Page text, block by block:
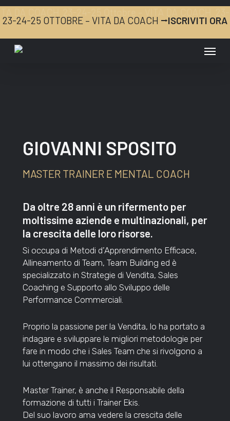
Skip
to
content
23-24-25 OTTOBRE – VITA DA COACH ⭢ISCRIVITI ORA
Menu
GIOVANNI SPOSITO
MASTER TRAINER E MENTAL COACH
Da oltre 28 anni è un rifermento per
moltissime aziende e multinazionali, per
la crescita delle loro risorse.
Si occupa di Metodi d’Apprendimento Efficace,
Allineamento di Team, Team Building ed è
specializzato in Strategie di Vendita, Sales
Coaching e Supporto allo Sviluppo delle
Performance Commerciali.
Proprio la passione per la Vendita, lo ha portato a
indagare e sviluppare le migliori metodologie per
fare in modo che i Sales Team che si rivolgono a
lui ottengano il massimo dei risultati.
Master Trainer, è anche il Responsabile della
formazione di tutti i Trainer Ekis.
Del suo lavoro ama vedere la crescita delle